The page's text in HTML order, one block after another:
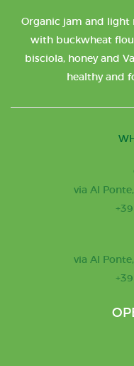
Organic jam and light
with buckwheat
bisciola, honey and
healthy and
via Al
via Al